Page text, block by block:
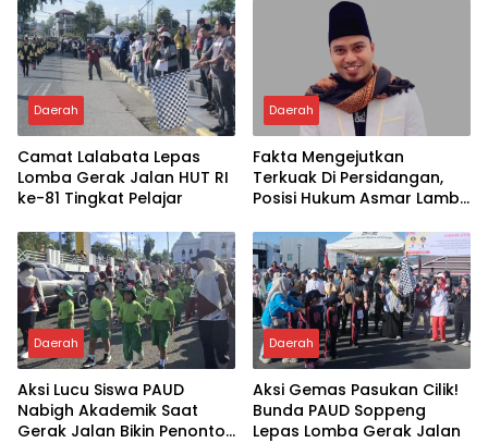
Daerah
Camat Lalabata Lepas
Lomba Gerak Jalan HUT RI
ke-81 Tingkat Pelajar
Daerah
Fakta Mengejutkan
Terkuak Di Persidangan,
Posisi Hukum Asmar Lambo
Daerah
Aksi Lucu Siswa PAUD
Nabigh Akademik Saat
Gerak Jalan Bikin Penonton
Daerah
Aksi Gemas Pasukan Cilik!
Bunda PAUD Soppeng
Lepas Lomba Gerak Jalan